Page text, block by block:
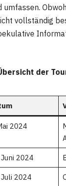
umfassen.
vollständig
der
2024
2024
2024